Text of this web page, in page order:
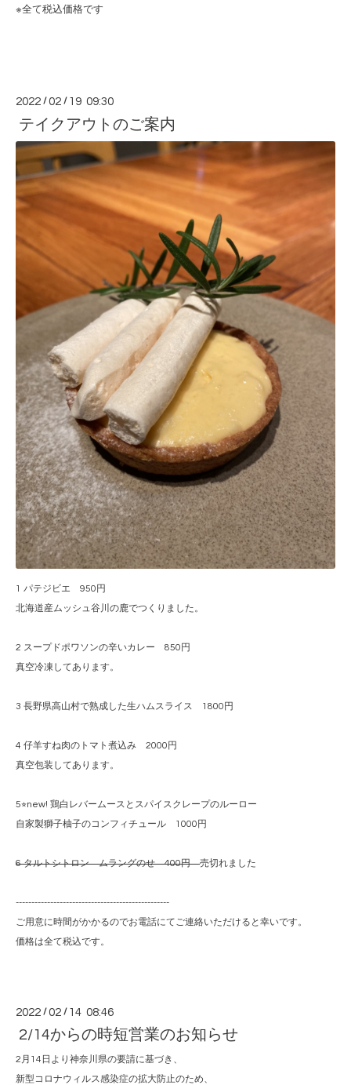
※全て税込価格です
2022 /02 / 19 09:30
テイクアウトのご案内
1 パテジビエ 950円
北海道産ムッシュ谷川の鹿でつくりました。
2 スープドポワソンの辛いカレー 850円
真空冷凍してあります。
3 長野県高山村で熟成した生ハムスライス 1800円
4 仔羊すね肉のトマト煮込み 2000円
真空包装してあります。
5⭐︎new! 鶏白レバームースとスパイスクレープのルーロー
自家製獅子柚子のコンフィチュール 1000円
6 タルトシトロン ムラングのせ 400円売切れました
-------------------------------------------------
ご用意に時間がかかるのでお電話にてご連絡いただけると幸いです。
価格は全て税込です。
2022 /02 / 14 08:46
2/14からの時短営業のお知らせ
2月14日より神奈川県の要請に基づき、
新型コロナウィルス感染症の拡大防止のため、